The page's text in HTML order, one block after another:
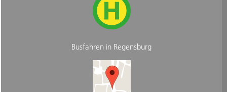
Busfahren in Regensburg